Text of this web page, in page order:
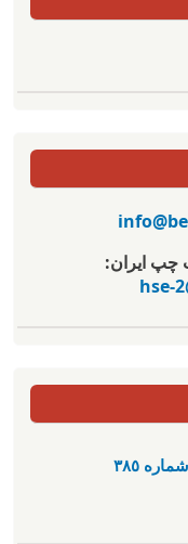
ایران:
٣٨٥